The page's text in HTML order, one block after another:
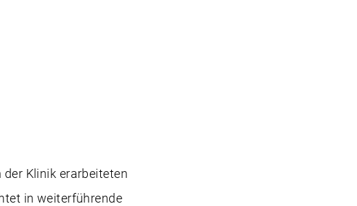
Klinik erarbeiteten
in weiterführende